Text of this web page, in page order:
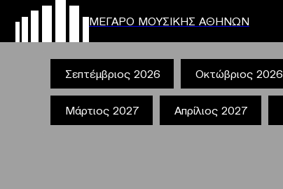
ΜΕΓΑΡΟ ΜΟΥΣΙΚΗΣ ΑΘΗΝΩΝ
Σεπτέμβριος 2026 Οκτώβριος 2026
Μάρτιος 2027 Απρίλιος 2027